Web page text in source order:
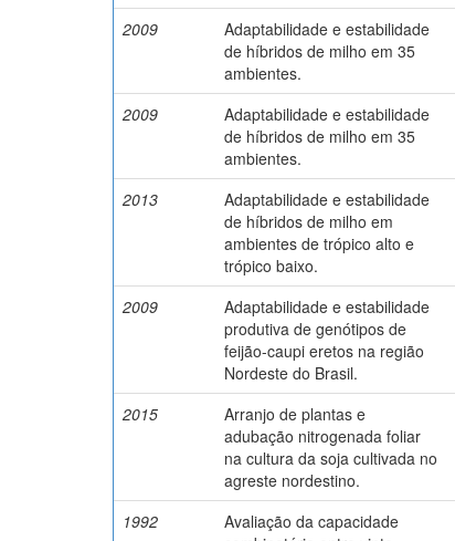
2009
Adaptabilidade e estabilidade
de híbridos de milho em 35
ambientes.
2009
Adaptabilidade e estabilidade
de híbridos de milho em 35
ambientes.
2013
Adaptabilidade e estabilidade
de híbridos de milho em
ambientes de trópico alto e
trópico baixo.
2009
Adaptabilidade e estabilidade
produtiva de genótipos de
feijão-caupi eretos na região
Nordeste do Brasil.
2015
Arranjo de plantas e
adubação nitrogenada foliar
na cultura da soja cultivada no
agreste nordestino.
1992
Avaliação da capacidade